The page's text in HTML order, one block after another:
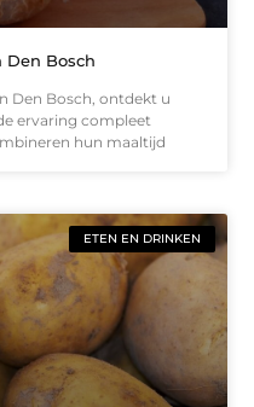
Den Bosch
Den Bosch, ontdekt u
ervaring compleet
hun maaltijd
ETEN EN DRINKEN